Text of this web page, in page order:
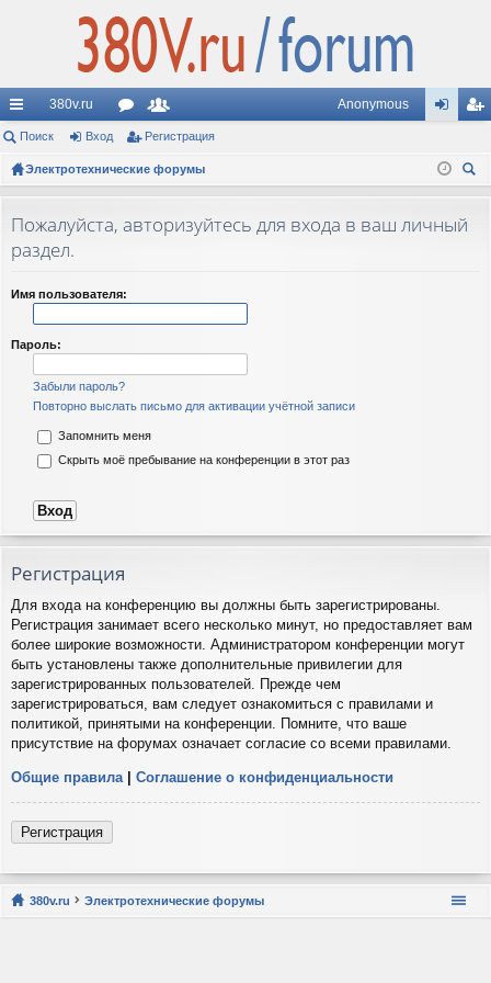
с
ы
и
380v.ru
ор
ум
ол
ьз
ат
и
Anonymous
д ис
Поиск Вход Регистрация
Электротехнические форумы
ск
Пожалуйста, авторизуйтесь для входа в ваш личный
раздел.
Имя пользователя:
Пароль:
Забыли пароль?
Повторно выслать письмо для активации учётной записи
Запомнить меня
Скрыть моё пребывание на конференции в этот раз
Регистрация
Для входа на конференцию вы должны быть зарегистрированы.
Регистрация занимает всего несколько минут, но предоставляет вам
более широкие возможности. Администратором конференции могут
быть установлены также дополнительные привилегии для
зарегистрированных пользователей. Прежде чем
зарегистрироваться, вам следует ознакомиться с правилами и
политикой, принятыми на конференции. Помните, что ваше
присутствие на форумах означает согласие со всеми правилами.
Общие правила | Соглашение о конфиденциальности
Регистрация
380v.ru Электротехнические форумы